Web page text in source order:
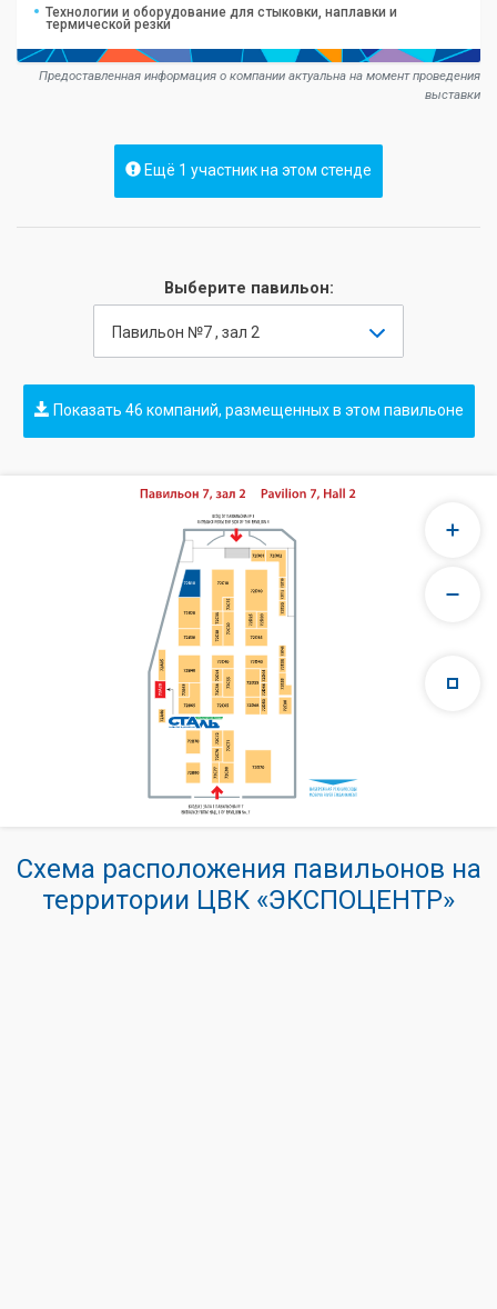
Технологии и оборудование для стыковки, наплавки и
термической резки
Предоставленная информация о компании актуальна на момент проведения
выставки
Ещё 1 участник на этом стенде
Выберите павильон:
Павильон №7 , зал 2
Показать 46 компаний, размещенных в этом павильоне
Схема расположения павильонов на
территории ЦВК «ЭКСПОЦЕНТР»